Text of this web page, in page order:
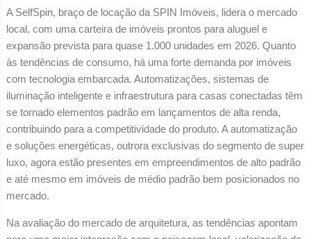
A SelfSpin, braço de locação da SPIN Imóveis, lidera o mercado
local, com uma carteira de imóveis prontos para aluguel e
expansão prevista para quase 1.000 unidades em 2026. Quanto
às tendências de consumo, há uma forte demanda por imóveis
com tecnologia embarcada. Automatizações, sistemas de
iluminação inteligente e infraestrutura para casas conectadas têm
se tornado elementos padrão em lançamentos de alta renda,
contribuindo para a competitividade do produto. A automatização
e soluções energéticas, outrora exclusivas do segmento de super
luxo, agora estão presentes em empreendimentos de alto padrão
e até mesmo em imóveis de médio padrão bem posicionados no
mercado.
Na avaliação do mercado de arquitetura, as tendências apontam